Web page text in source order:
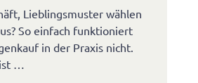
Lieblingsmuster wählen
So einfach funktioniert
in der Praxis nicht.
…